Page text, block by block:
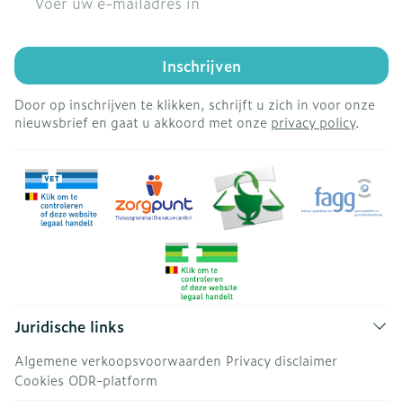
Inschrijven
Door op inschrijven te klikken, schrijft u zich in voor onze
nieuwsbrief en gaat u akkoord met onze privacy policy.
Juridische links
Algemene verkoopsvoorwaarden Privacy disclaimer
Cookies ODR-platform